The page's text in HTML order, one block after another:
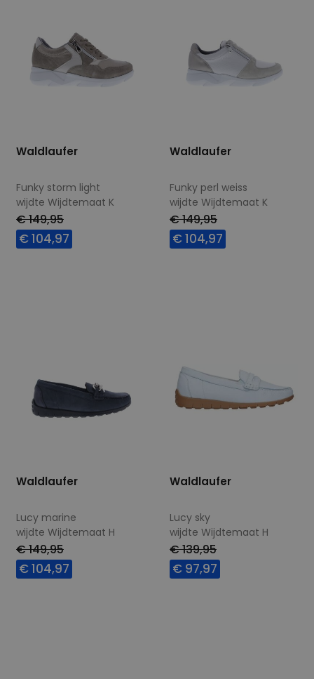
Waldlaufer
Funky storm light
wijdte Wijdtemaat K
€ 149,95
€ 104,97
Waldlaufer
Funky perl weiss
wijdte Wijdtemaat K
€ 149,95
€ 104,97
Waldlaufer
Lucy marine
wijdte Wijdtemaat H
€ 149,95
€ 104,97
Waldlaufer
Lucy sky
wijdte Wijdtemaat H
€ 139,95
€ 97,97